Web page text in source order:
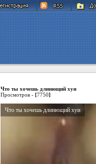
Что ты хочешь длинющий хуи
Просмотров - [7750]
Что ты хочешь длинющий хуи